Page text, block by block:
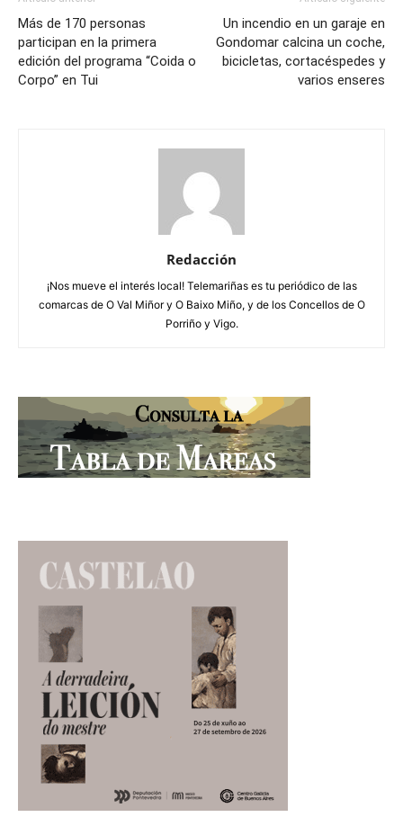
Más de 170 personas
participan en la primera
edición del programa “Coida o
Corpo” en Tui
Un incendio en un garaje en
Gondomar calcina un coche,
bicicletas, cortacéspedes y
varios enseres
Redacción
¡Nos mueve el interés local! Telemariñas es tu periódico de las
comarcas de O Val Miñor y O Baixo Miño, y de los Concellos de O
Porriño y Vigo.